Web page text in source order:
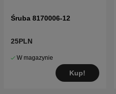
Śruba 8170006-12
25PLN
W magazynie
Kup!